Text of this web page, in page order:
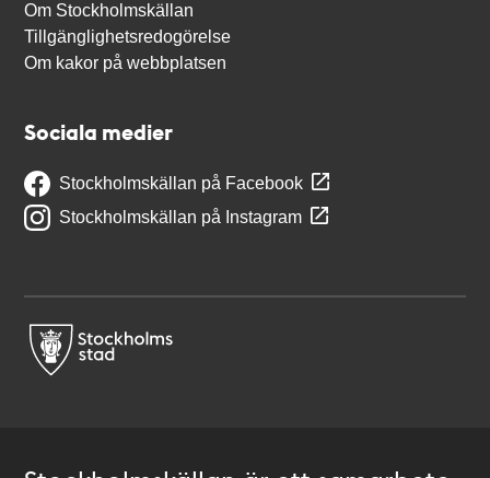
Om Stockholmskällan
Tillgänglighetsredogörelse
Om kakor på webbplatsen
Sociala medier
Stockholmskällan på Facebook
Stockholmskällan på Instagram